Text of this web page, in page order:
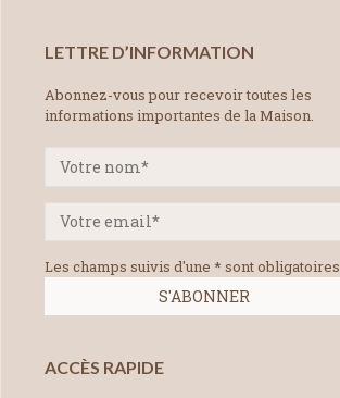
LETTRE D’INFORMATION
Abonnez-vous pour recevoir toutes les
informations importantes de la Maison.
Les champs suivis d'une * sont obligatoires
ACCÈS RAPIDE